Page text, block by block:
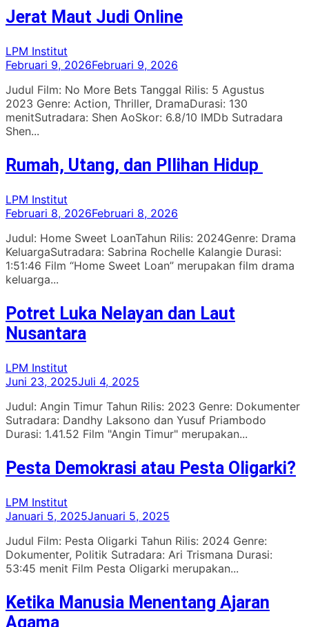
Jerat Maut Judi Online
LPM Institut
Februari 9, 2026Februari 9, 2026
Judul Film: No More Bets Tanggal Rilis: 5 Agustus
2023 Genre: Action, Thriller, DramaDurasi: 130
menitSutradara: Shen AoSkor: 6.8/10 IMDb Sutradara
Shen...
Rumah, Utang, dan PIlihan Hidup
LPM Institut
Februari 8, 2026Februari 8, 2026
Judul: Home Sweet LoanTahun Rilis: 2024Genre: Drama
KeluargaSutradara: Sabrina Rochelle Kalangie Durasi:
1:51:46 Film “Home Sweet Loan” merupakan film drama
keluarga...
Potret Luka Nelayan dan Laut
Nusantara
LPM Institut
Juni 23, 2025Juli 4, 2025
Judul: Angin Timur Tahun Rilis: 2023 Genre: Dokumenter
Sutradara: Dandhy Laksono dan Yusuf Priambodo
Durasi: 1.41.52 Film "Angin Timur" merupakan...
Pesta Demokrasi atau Pesta Oligarki?
LPM Institut
Januari 5, 2025Januari 5, 2025
Judul Film: Pesta Oligarki Tahun Rilis: 2024 Genre:
Dokumenter, Politik Sutradara: Ari Trismana Durasi:
53:45 menit Film Pesta Oligarki merupakan...
Ketika Manusia Menentang Ajaran
Agama